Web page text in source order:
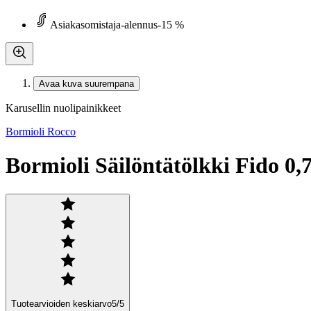
Asiakasomistaja-alennus-15 %
Avaa kuva suurempana
Karusellin nuolipainikkeet
Bormioli Rocco
Bormioli Säilöntätölkki Fido
Tuotearvioiden keskiarvo5/5